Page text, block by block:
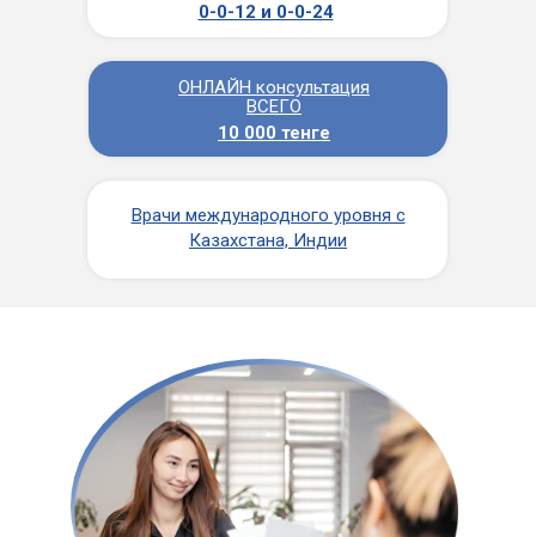
Врачи международного уровня с
Казахстана, Индии
ОНЛАЙН консультация
ВСЕГО
10 000 тенге
0-0-12 и 0-0-24